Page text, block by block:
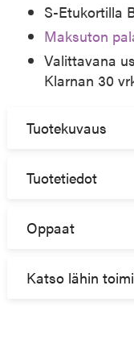
S-Etukortilla
Maksuton
Valittavana
Klarnan 30
Tuotekuvaus
Tuotetiedot
Oppaat
Katso lähin